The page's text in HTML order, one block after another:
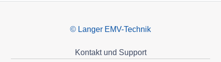
© Langer EMV-Technik
Kontakt und Support